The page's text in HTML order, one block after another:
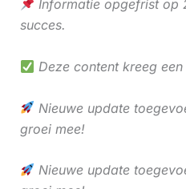
Informatie opgefrist op
succes.
Deze content kreeg
Nieuwe update
groei mee!
Nieuwe update